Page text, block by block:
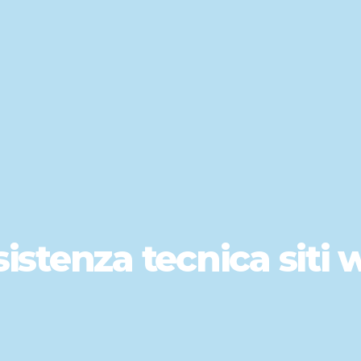
tecnica siti